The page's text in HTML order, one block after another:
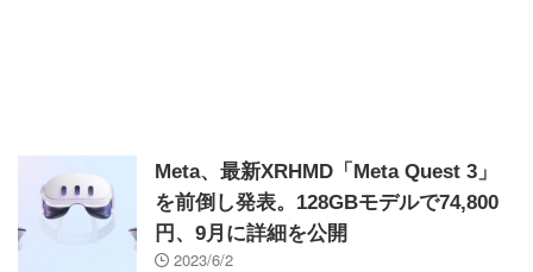
Meta、最新XRHMD「Meta Quest 3」
を前倒し発表。128GBモデルで74,800
円、9月に詳細を公開
2023/6/2